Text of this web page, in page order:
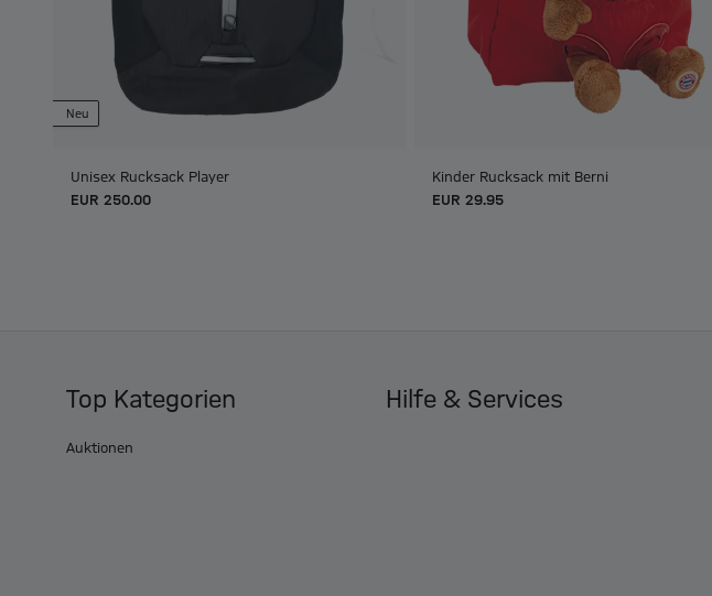
Neu
Unisex Rucksack Player
EUR 250.00
Kinder Rucksack mit Berni
EUR 29.95
Top Kategorien
Auktionen
Hilfe & Services